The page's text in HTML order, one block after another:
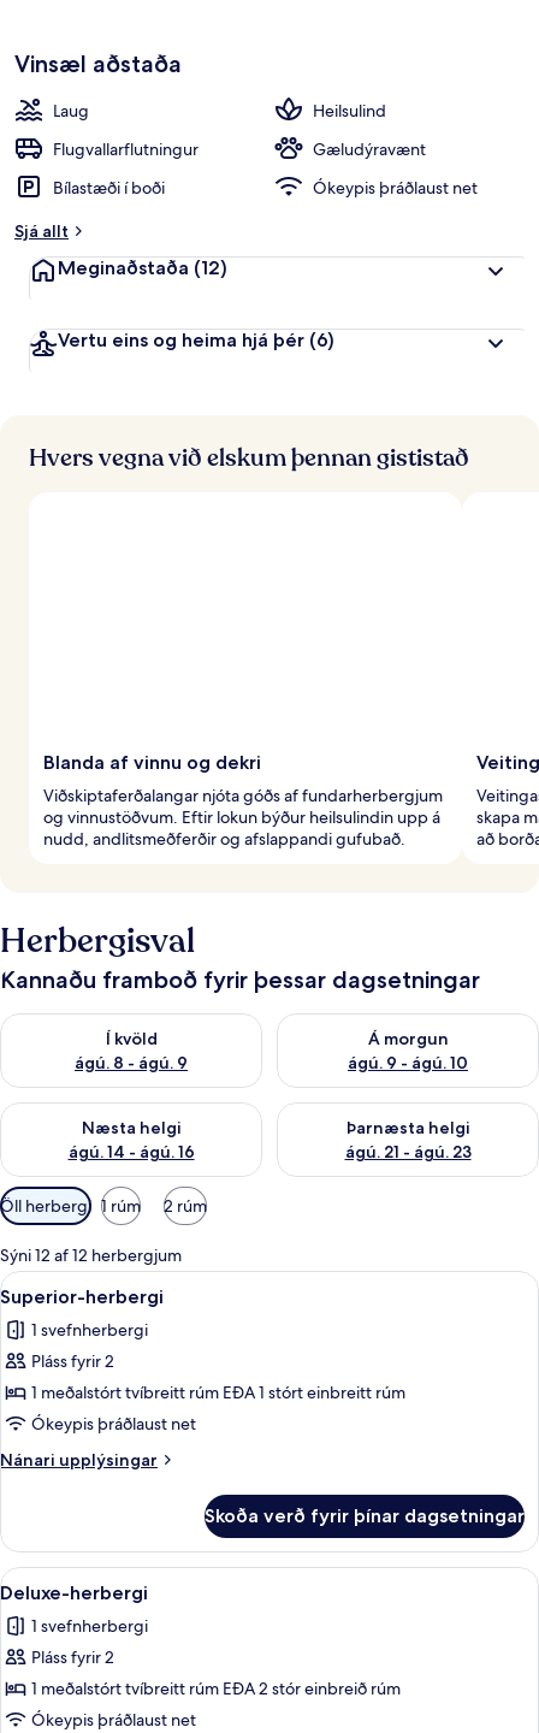
Vinsæl aðstaða
Laug
Heilsulind
Flugvallarflutningur
Gæludýravænt
Bílastæði í boði
Ókeypis þráðlaust net
Sjá allt
Meginaðstaða (12)
Vertu eins og heima hjá þér (6)
Hvers vegna við elskum þennan gististað
Blanda af vinnu og dekri
Viðskiptaferðalangar njóta góðs af fundarherbergjum
og vinnustöðvum. Eftir lokun býður heilsulindin upp á
nudd, andlitsmeðferðir og afslappandi gufubað.
skapa
að
Herbergisval
Kannaðu framboð fyrir þessar dagsetningar
Í kvöld
ágú. 8 - ágú. 9
Athuga framboð í kvöld ágú. 8 - ágú. 9
Á morgun
ágú. 9 - ágú. 10
Athuga framboð á morgun
Næsta helgi
ágú. 14 - ágú. 16
Athuga framboð næstu helgi ágú. 14 - ágú. 16
Þarnæsta helgi
ágú. 21 - ágú. 23
Athuga framboð þarnæstu
Síur
í
boði
fyrir
herbergi
Öll herbergi 1 rúm 2 rúm
Sýni 12 af 12 herbergjum
Skoða
allar
myndir
fyrir
Superior-
herbergi
Superior-herbergi | Rúmföt af
4
Superior-herbergi
1 svefnherbergi
Pláss fyrir 2
1 meðalstórt tvíbreitt rúm EÐA 1 stórt einbreitt rúm
Ókeypis þráðlaust net
Nánari upplýsingar
Nánari
herbergi
Skoða verð fyrir þínar dagsetningar
Skoða
allar
myndir
fyrir
Deluxe-
herbergi
Deluxe-herbergi | Rúmföt af bestu
4
Deluxe-herbergi
1 svefnherbergi
Pláss fyrir 2
1 meðalstórt tvíbreitt rúm EÐA 2 stór einbreið rúm
Ókeypis þráðlaust net